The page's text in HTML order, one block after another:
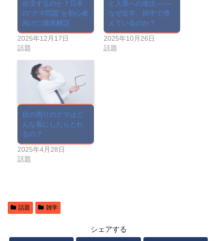
出没するのか？日本
の“クマ問題”を初心者
向けに徹底解説
2025年12月17日
話題
と人里への進出 ——
なぜ近年、街中で増
えているのか？
2025年10月26日
話題
目の周りのクマはど
んな風にしたらとれ
るの？
2025年4月28日
話題
話題 雑学
シェアする